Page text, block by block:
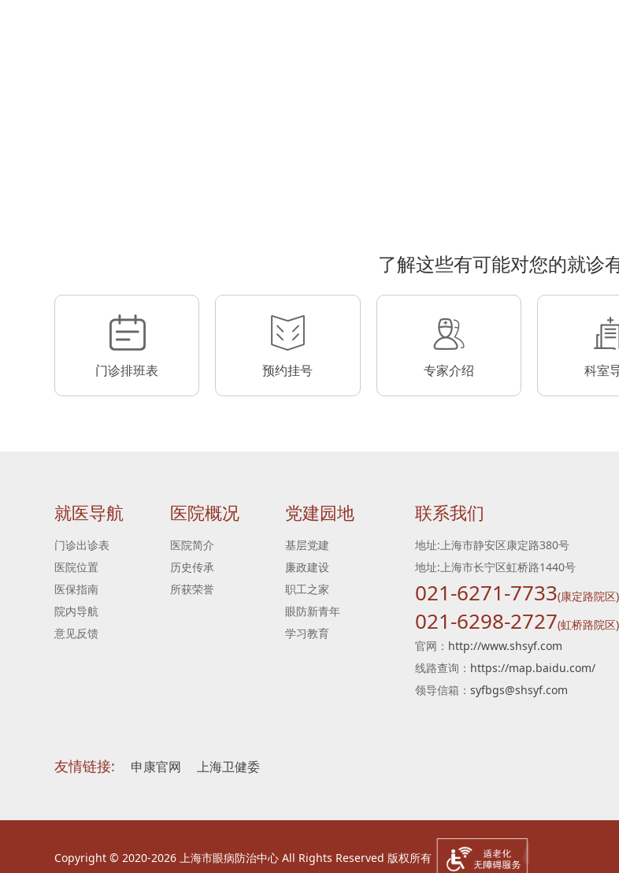
了解这些有可能对您的就诊
门诊排班表 预约挂号 专家介绍 科室
就医导航
门诊出诊表
医院位置
医保指南
院内导航
意见反馈
医院概况
医院简介
历史传承
所获荣誉
党建园地
基层党建
廉政建设
职工之家
眼防新青年
学习教育
联系我们
地址:上海市静安区康定路380号
地址:上海市长宁区虹桥路1440号
021-6271-7733(康定路院区)
021-6298-2727(虹桥路院区)
官网： http://www.shsyf.com
线路查询： https://map.baidu.com/
领导信箱：syfbgs@shsyf.com
友情链接: 申康官网 上海卫健委
Copyright © 2020-2026 上海市眼病防治中心 All Rights Reserved 版权所有